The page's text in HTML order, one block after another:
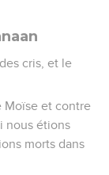
cris, et le
Moïse et contre
nous étions
morts dans